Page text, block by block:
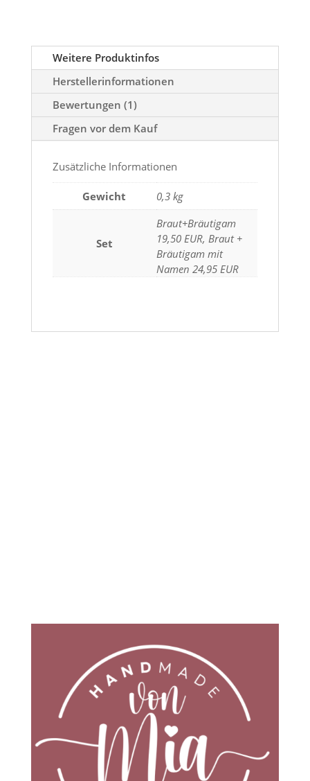
Weitere Produktinfos
Herstellerinformationen
Bewertungen (1)
Fragen vor dem Kauf
Zusätzliche Informationen
Gewicht 0,3 kg
Set
Braut+Bräutigam
19,50 EUR, Braut +
Bräutigam mit
Namen 24,95 EUR